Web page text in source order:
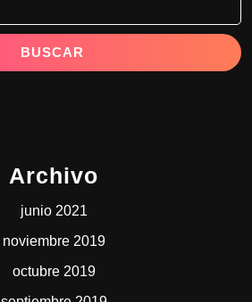
Archivo
junio 2021
noviembre 2019
octubre 2019